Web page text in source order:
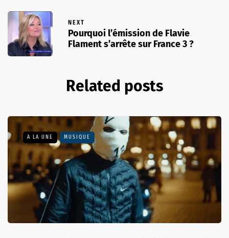
NEXT
Pourquoi l’émission de Flavie
Flament s’arrête sur France 3 ?
Related posts
A LA UNE MUSIQUE